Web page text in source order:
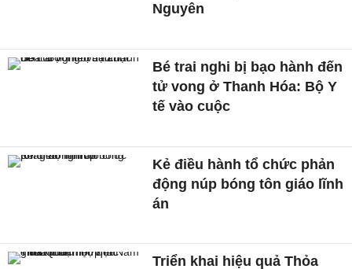
Nguyên
Bé trai nghi bị bạo hành đến
tử vong ở Thanh Hóa: Bộ Y
tế vào cuộc
Kẻ điều hành tổ chức phản
động núp bóng tôn giáo lĩnh
án
Triển khai hiệu quả Thỏa